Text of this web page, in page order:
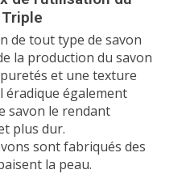
de tout type de savon
la production du savon
et une texture
éradique également
savon le rendant
plus dur.
sont fabriqués des
la peau.